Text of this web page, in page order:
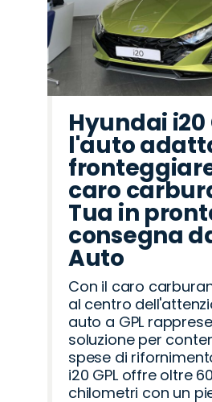
Hyundai i20
l'auto
caro
Tua in
consegna
Auto
Con il caro
al centro
auto a GPL
soluzione per
spese di
i20 GPL offre oltre
chilometri con un